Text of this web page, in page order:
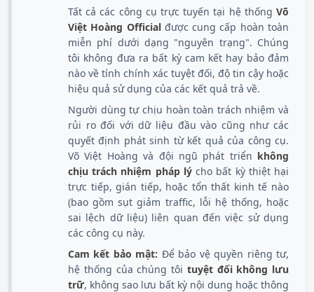
Tất cả các công cụ trực tuyến tại hệ thống Võ
Việt Hoàng Officialđược cung cấp hoàn toàn
miễn phí dưới dạng "nguyên trạng". Chúng
tôi không đưa ra bất kỳ cam kết hay bảo đảm
nào về tính chính xác tuyệt đối, độ tin cậy hoặc
hiệu quả sử dụng của các kết quả trả về.
Người dùng tự chịu hoàn toàn trách nhiệm và
rủi ro đối với dữ liệu đầu vào cũng như các
quyết định phát sinh từ kết quả của công cụ.
Võ Việt Hoàng và đội ngũ phát triển không
chịu trách nhiệm pháp lýcho bất kỳ thiệt hại
trực tiếp, gián tiếp, hoặc tổn thất kinh tế nào
(bao gồm sụt giảm traffic, lỗi hệ thống, hoặc
sai lệch dữ liệu) liên quan đến việc sử dụng
các công cụ này.
Cam kết bảo mật: Để bảo vệ quyền riêng tư,
hệ thống của chúng tôi tuyệt đối không lưu
trữ, không sao lưu bất kỳ nội dung hoặc thông